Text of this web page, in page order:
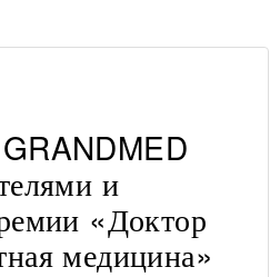
и
«Доктор
медицина»